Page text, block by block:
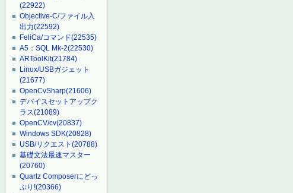
(22922)
Objective-C/ファイル入
出力(22592)
FeliCa/コマンド(22535)
A5：SQL Mk-2(22530)
ARToolKit(21784)
Linux/USBガジェット
(21677)
OpenCvSharp(21606)
デバイスセットアップク
ラス(21089)
OpenCV/cv(20837)
Windows SDK(20828)
USB/リクエスト(20788)
基礎文法最速マスター
(20760)
Quartz Composerにどっ
ぷり!(20366)